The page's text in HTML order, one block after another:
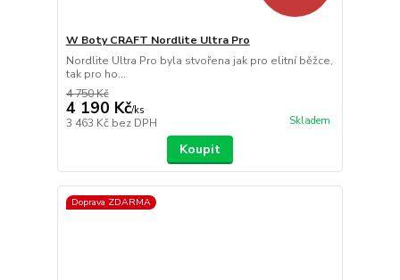
W Boty CRAFT Nordlite Ultra Pro
Nordlite Ultra Pro byla stvořena jak pro elitní běžce,
tak pro ho...
4 750 Kč
4 190 Kč/ks
3 463 Kč bez DPH Skladem
Koupit
Doprava ZDARMA